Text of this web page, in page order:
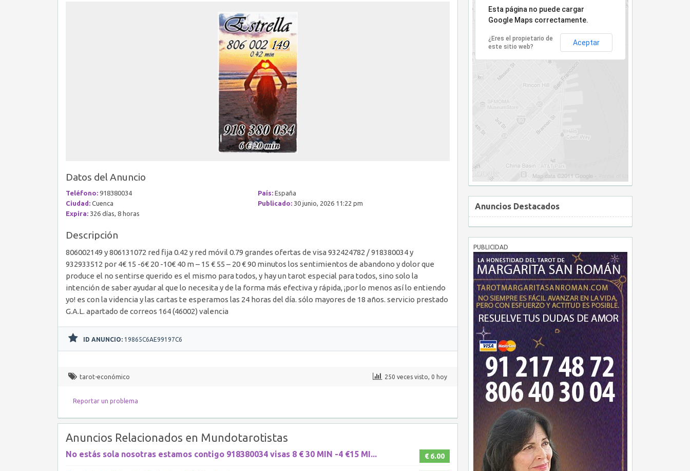
Datos del Anuncio
Teléfono: 918380034 País: España
Ciudad: Cuenca Publicado: 30 junio, 2026 11:22 pm
Expira: 326 días, 8 horas
Descripción
806002149 y 806131072 red fija 0.42 y red móvil 0.79 grandes ofertas de visa 932424782 / 918380034 y
932933512 por 4€ 15 -6€ 20 -10€ 40 m – 15 € 55 – 20 € 90 minutos los sentimientos de abandono y dolor que
produce el no sentirse querido es el mismo para todos, y hay un tarot especial para todos, sino solo la
intención de saber ayudar al que lo necesita y de la forma más efectiva y rápida, ¡por lo menos así lo entiendo
yo! es con la videncia y las cartas te esperamos las 24 horas del día. sólo mayores de 18 años. servicio prestado
G.A.L. apartado de correos 164 (46002) valencia
ID ANUNCIO: 19865C6AE99197C6
tarot-económico 250 veces visto, 0 hoy
Reportar un problema
Anuncios Relacionados en Mundotarotistas
€ 6.00
No estás sola nosotras estamos contigo 918380034 visas 8 € 30 MIN -4 €15 MI...
Lo sentimos, la dirección no ha sido encontrada.
Esta página no puede cargar
Google Maps correctamente.
¿Eres el propietario de
este sitio web?
Aceptar
Anuncios Destacados
PUBLICIDAD